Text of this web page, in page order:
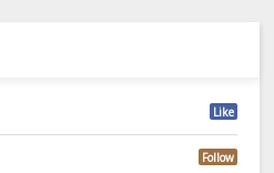
Like
Follow